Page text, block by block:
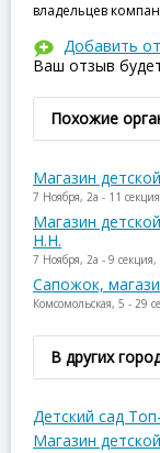
владельцев
Добавить
Ваш отзыв
Похожие
Магазин
7 Ноября, 2а - 11
Магазин
Н.Н.
7 Ноября, 2а - 9
Сапожок,
Комсомольская, 5 - 29
В других
Детский сад
Магазин